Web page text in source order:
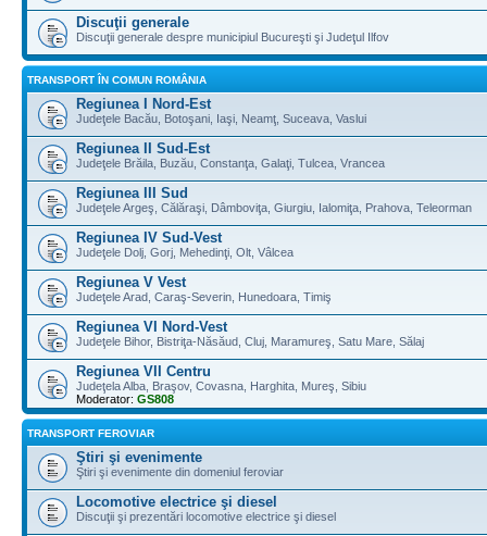
Discuţii generale
Discuţii generale despre municipiul Bucureşti şi Judeţul Ilfov
TRANSPORT ÎN COMUN ROMÂNIA
Regiunea I Nord-Est
Judeţele Bacău, Botoşani, Iaşi, Neamţ, Suceava, Vaslui
Regiunea II Sud-Est
Judeţele Brăila, Buzău, Constanţa, Galaţi, Tulcea, Vrancea
Regiunea III Sud
Judeţele Argeş, Călăraşi, Dâmboviţa, Giurgiu, Ialomiţa, Prahova, Teleorman
Regiunea IV Sud-Vest
Judeţele Dolj, Gorj, Mehedinţi, Olt, Vâlcea
Regiunea V Vest
Judeţele Arad, Caraş-Severin, Hunedoara, Timiş
Regiunea VI Nord-Vest
Judeţele Bihor, Bistriţa-Năsăud, Cluj, Maramureş, Satu Mare, Sălaj
Regiunea VII Centru
Judeţela Alba, Braşov, Covasna, Harghita, Mureş, Sibiu
Moderator: GS808
TRANSPORT FEROVIAR
Ştiri şi evenimente
Ştiri şi evenimente din domeniul feroviar
Locomotive electrice şi diesel
Discuţii şi prezentări locomotive electrice şi diesel